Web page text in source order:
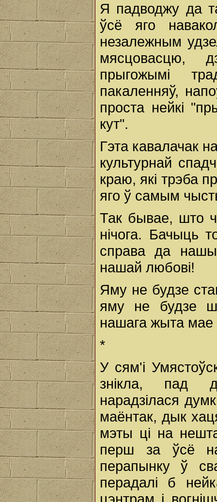
Я падводжу да
ўсё яго
незалежным
мясцовасцю,
прыгожымі
пакаленняў,
проста нейкі
кут".
Гэта кавалачак
культурнай
краю, які трэба
яго ў самым
Так бывае, што
нічога. Бачыць
справа да
нашай любові!
Яму не будзе
яму не будзе
нашага жыта мае
*
У сям'і
знікла, пад
нарадзілася
маёнтак, дык
мэты ці на
перш за ўсё
перапынку ў
перадалі б